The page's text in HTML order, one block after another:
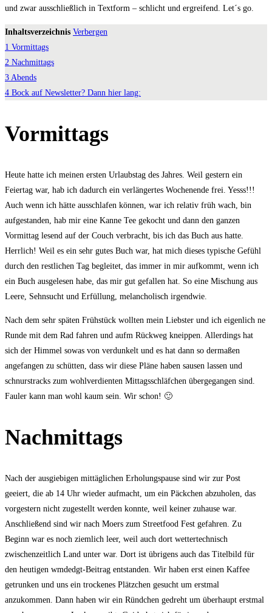
und zwar ausschließlich in Textform – schlicht und ergreifend. Let´s go.
Inhaltsverzeichnis Verbergen
1 Vormittags
2 Nachmittags
3 Abends
4 Bock auf Newsletter? Dann hier lang:
Vormittags
Heute hatte ich meinen ersten Urlaubstag des Jahres. Weil gestern ein
Feiertag war, hab ich dadurch ein verlängertes Wochenende frei. Yesss!!!
Auch wenn ich hätte ausschlafen können, war ich relativ früh wach, bin
aufgestanden, hab mir eine Kanne Tee gekocht und dann den ganzen
Vormittag lesend auf der Couch verbracht, bis ich das Buch aus hatte.
Herrlich! Weil es ein sehr gutes Buch war, hat mich dieses typische Gefühl
durch den restlichen Tag begleitet, das immer in mir aufkommt, wenn ich
ein Buch ausgelesen habe, das mir gut gefallen hat. So eine Mischung aus
Leere, Sehnsucht und Erfüllung, melancholisch irgendwie.
Nach dem sehr späten Frühstück wollten mein Liebster und ich eigenlich ne
Runde mit dem Rad fahren und aufm Rückweg kneippen. Allerdings hat
sich der Himmel sowas von verdunkelt und es hat dann so dermaßen
angefangen zu schütten, dass wir diese Pläne haben sausen lassen und
schnurstracks zum wohlverdienten Mittagsschläfchen übergegangen sind.
Fauler kann man wohl kaum sein. Wir schon! 🙂
Nachmittags
Nach der ausgiebigen mittäglichen Erholungspause sind wir zur Post
geeiert, die ab 14 Uhr wieder aufmacht, um ein Päckchen abzuholen, das
vorgestern nicht zugestellt werden konnte, weil keiner zuhause war.
Anschließend sind wir nach Moers zum Streetfood Fest gefahren. Zu
Beginn war es noch ziemlich leer, weil auch dort wettertechnisch
zwischenzeitlich Land unter war. Dort ist übrigens auch das Titelbild für
den heutigen wmdedgt-Beitrag entstanden. Wir haben erst einen Kaffee
getrunken und uns ein trockenes Plätzchen gesucht um erstmal
anzukommen. Dann haben wir ein Ründchen gedreht um überhaupt erstmal